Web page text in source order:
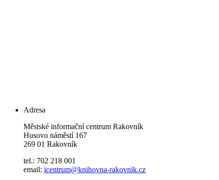
Adresa
Městské informační centrum Rakovník
Husovo náměstí 167
269 01 Rakovník
tel.: 702 218 001
email: icentrum@knihovna-rakovnik.cz